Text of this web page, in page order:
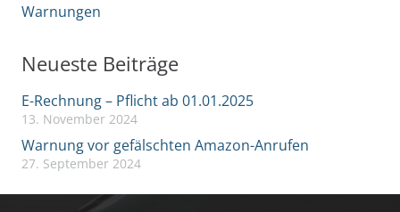
Warnungen
Neueste Beiträge
E-Rechnung – Pflicht ab 01.01.2025
13. November 2024
Warnung vor gefälschten Amazon-Anrufen
27. September 2024